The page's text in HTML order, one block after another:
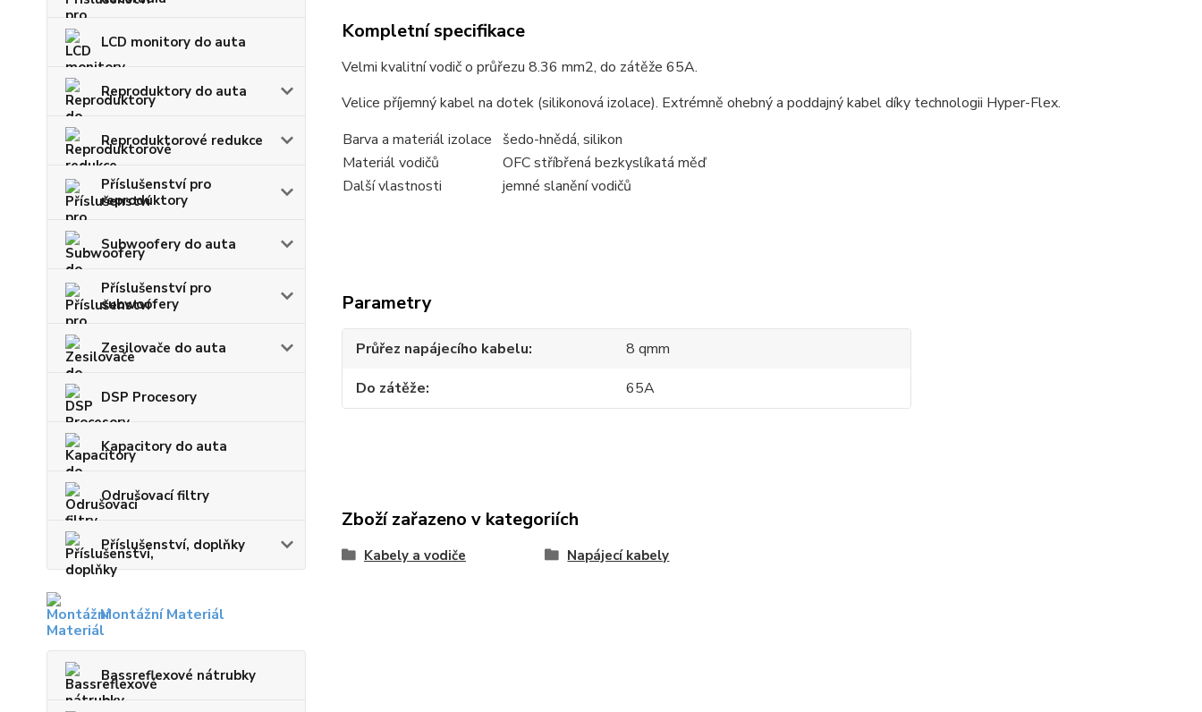
LCD monitory do auta
Reproduktory do auta
Reproduktorové redukce
Příslušenství pro
reproduktory
Subwoofery do auta
Příslušenství pro
subwoofery
Zesilovače do auta
DSP Procesory
Kapacitory do auta
Odrušovací filtry
Příslušenství, doplňky
Montážní Materiál
Bassreflexové nátrubky
Kompletní specifikace
Velmi kvalitní vodič o průřezu 8.36 mm2, do zátěže 65A.
Velice příjemný kabel na dotek (silikonová izolace). Extrémně ohebný a poddajný kabel díky technologii Hyper-Flex.
Barva a materiál izolace
šedo-hnědá, silikon
Materiál vodičů
OFC stříbřená bezkyslíkatá měď
Další vlastnosti
jemné slanění vodičů
Parametry
Průřez napájecího kabelu
8 qmm
Do zátěže
65A
Zboží zařazeno v kategoriích
Kabely a vodiče Napájecí kabely